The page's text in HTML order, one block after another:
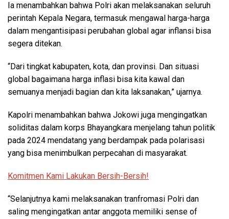
Ia menambahkan bahwa Polri akan melaksanakan seluruh
perintah Kepala Negara, termasuk mengawal harga-harga
dalam mengantisipasi perubahan global agar inflansi bisa
segera ditekan.
“Dari tingkat kabupaten, kota, dan provinsi. Dan situasi
global bagaimana harga inflasi bisa kita kawal dan
semuanya menjadi bagian dan kita laksanakan,” ujarnya.
Kapolri menambahkan bahwa Jokowi juga mengingatkan
soliditas dalam korps Bhayangkara menjelang tahun politik
pada 2024 mendatang yang berdampak pada polarisasi
yang bisa menimbulkan perpecahan di masyarakat.
Komitmen Kami Lakukan Bersih-Bersih!
“Selanjutnya kami melaksanakan tranfromasi Polri dan
saling mengingatkan antar anggota memiliki sense of